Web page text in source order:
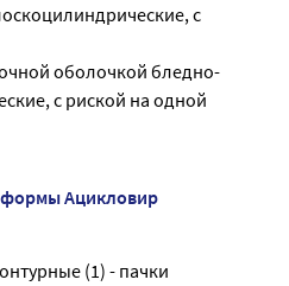
с
оболочкой бледно-
с риской на одной
формы Ацикловир
(1) - пачки